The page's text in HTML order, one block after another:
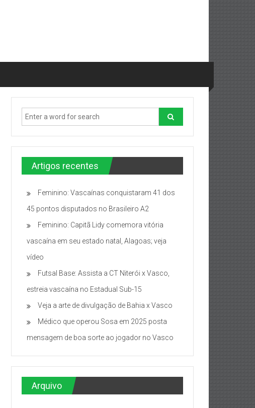
Artigos recentes
Feminino: Vascaínas conquistaram 41 dos
45 pontos disputados no Brasileiro A2
Feminino: Capitã Lidy comemora vitória
vascaína em seu estado natal, Alagoas; veja
vídeo
Futsal Base: Assista a CT Niterói x Vasco,
estreia vascaína no Estadual Sub-15
Veja a arte de divulgação de Bahia x Vasco
Médico que operou Sosa em 2025 posta
mensagem de boa sorte ao jogador no Vasco
Arquivo